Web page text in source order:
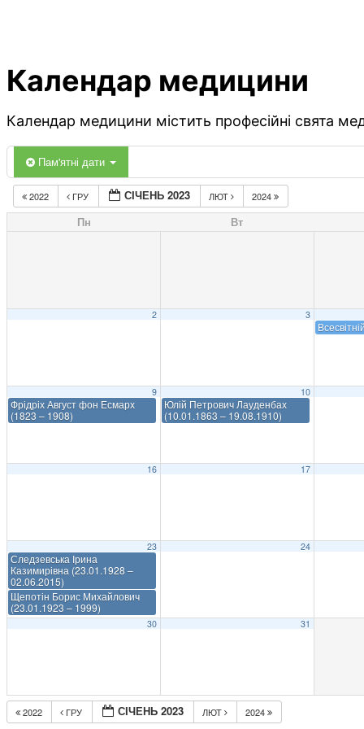
Календар медицини
Календар медицини містить професійні свята
Пам'ятні дати
2022 ГРУ СІЧЕНЬ 2023 ЛЮТ 2024
Пн Вт
2 3
9
Фрідріх Август фон Есмарх
(1823 – 1908)
10
Юлій Петрович Лауденбах
(10.01.1863 – 19.08.1910)
16 17
23
Следзевська Ірина
Казимирівна (23.01.1928 –
02.06.2015)
Щепотін Борис Михайлович
(23.01.1923 – 1999)
24
30 31
2022 ГРУ СІЧЕНЬ 2023 ЛЮТ 2024